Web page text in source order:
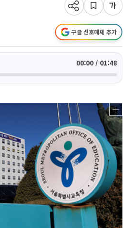
구글 선호매체 추가
00:00 / 01:48